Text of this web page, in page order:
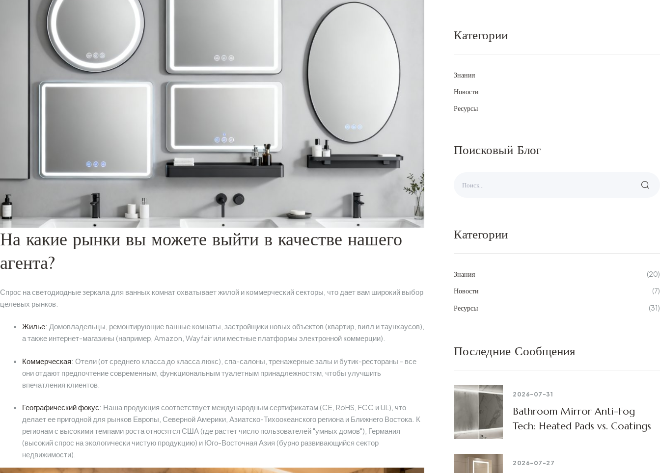
На какие рынки вы можете выйти в качестве нашего
агента?
Спрос на светодиодные зеркала для ванных комнат охватывает жилой и коммерческий секторы, что дает вам широкий выбор
целевых рынков.
Жилье: Домовладельцы, ремонтирующие ванные комнаты, застройщики новых объектов (квартир, вилл и таунхаусов),
а также интернет-магазины (например, Amazon, Wayfair или местные платформы электронной коммерции).
Коммерческая: Отели (от среднего класса до класса люкс), спа-салоны, тренажерные залы и бутик-рестораны - все
они отдают предпочтение современным, функциональным туалетным принадлежностям, чтобы улучшить
впечатления клиентов.
Географический фокус: Наша продукция соответствует международным сертификатам (CE, RoHS, FCC и UL), что
делает ее пригодной для рынков Европы, Северной Америки, Азиатско-Тихоокеанского региона и Ближнего Востока. К
регионам с высокими темпами роста относятся США (где растет число пользователей "умных домов"), Германия
(высокий спрос на экологически чистую продукцию) и Юго-Восточная Азия (бурно развивающийся сектор
недвижимости).
Категории
Знания
Новости
Ресурсы
Поисковый Блог
Категории
Знания
(20)
Новости
(7)
Ресурсы
(31)
Последние Сообщения
2026-07-31
Bathroom Mirror Anti-Fog
Tech: Heated Pads vs. Coatings
2026-07-27